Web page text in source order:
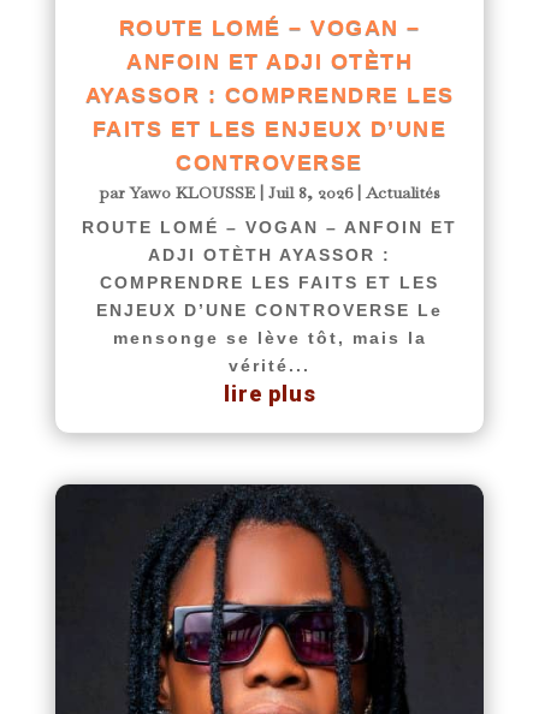
ROUTE LOMÉ – VOGAN –
ANFOIN ET ADJI OTÈTH
AYASSOR : COMPRENDRE LES
FAITS ET LES ENJEUX D’UNE
CONTROVERSE
parYawo KLOUSSE| Juil 8, 2026|Actualités
ROUTE LOMÉ – VOGAN – ANFOIN ET
ADJI OTÈTH AYASSOR :
COMPRENDRE LES FAITS ET LES
ENJEUX D’UNE CONTROVERSE Le
mensonge se lève tôt, mais la
vérité...
lire plus